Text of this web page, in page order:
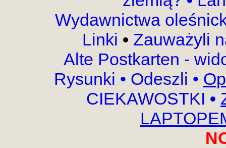
Wydawnictwa
Linki • Zauważyli
Alte Postkarten -
Rysunki • Odeszli •
CIEKAWOSTKI •